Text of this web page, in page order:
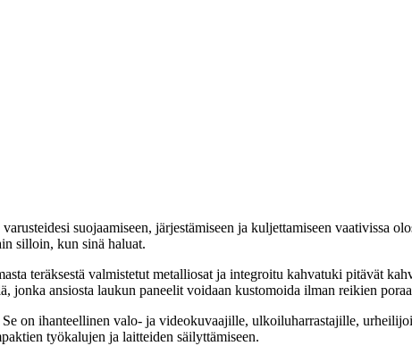
suojaamiseen, järjestämiseen ja kuljettamiseen vaativissa
silloin, kun sinä haluat.
teräksestä valmistetut metalliosat ja integroitu kahvatuki pitävät
jonka ansiosta laukun paneelit voidaan kustomoida ilman reikien
on ihanteellinen valo- ja videokuvaajille, ulkoiluharrastajille,
työkalujen ja laitteiden säilyttämiseen.